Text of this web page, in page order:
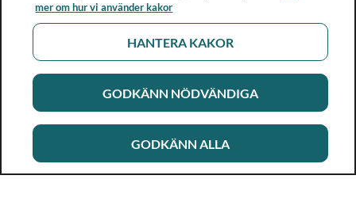
mer om hur vi använder kakor
HANTERA KAKOR
GODKÄNN NÖDVÄNDIGA
GODKÄNN ALLA